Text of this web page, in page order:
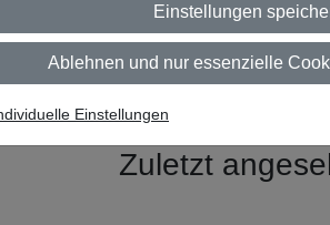
1
Zuletzt
Einstellungen
Ablehnen und nur essenzielle
Einstellungen